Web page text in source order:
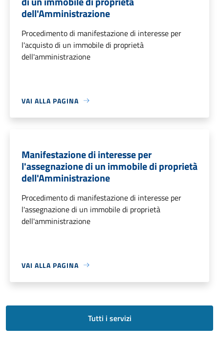
dell'Amministrazione
Procedimento di manifestazione di interesse per
l'acquisto di un immobile di proprietà
dell'amministrazione
VAI ALLA PAGINA
Manifestazione di interesse per
l'assegnazione di un immobile di proprietà
dell'Amministrazione
Procedimento di manifestazione di interesse per
l'assegnazione di un immobile di proprietà
dell'amministrazione
VAI ALLA PAGINA
Tutti i servizi